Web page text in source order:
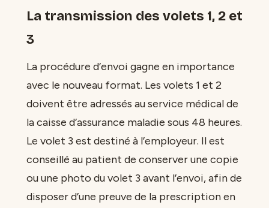
La transmission des volets 1, 2 et
3
La procédure d’envoi gagne en importance
avec le nouveau format. Les volets 1 et 2
doivent être adressés au service médical de
la caisse d’assurance maladie sous 48 heures.
Le volet 3 est destiné à l’employeur. Il est
conseillé au patient de conserver une copie
ou une photo du volet 3 avant l’envoi, afin de
disposer d’une preuve de la prescription en